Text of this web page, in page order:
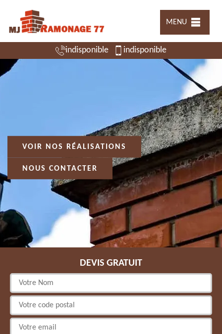
MENU
indisponible indisponible
VOIR NOS RÉALISATIONS
NOUS CONTACTER
DEVIS GRATUIT